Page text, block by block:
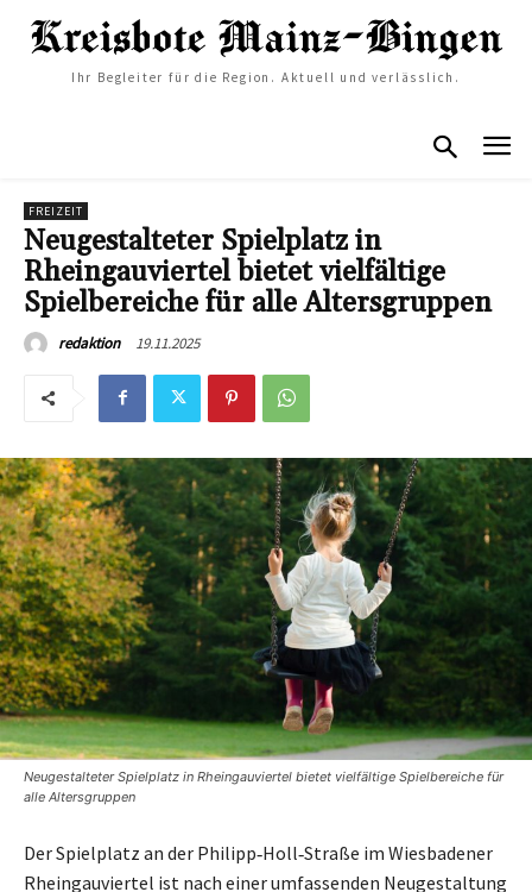
Ihr Begleiter für die Region. Aktuell und verlässlich.
FREIZEIT
Neugestalteter Spielplatz in
Rheingauviertel bietet vielfältige
Spielbereiche für alle Altersgruppen
redaktion 19.11.2025
Neugestalteter Spielplatz in Rheingauviertel bietet vielfältige Spielbereiche für
alle Altersgruppen
Der Spielplatz an der Philipp‑Holl‑Straße im Wiesbadener
Rheingauviertel ist nach einer umfassenden Neugestaltung